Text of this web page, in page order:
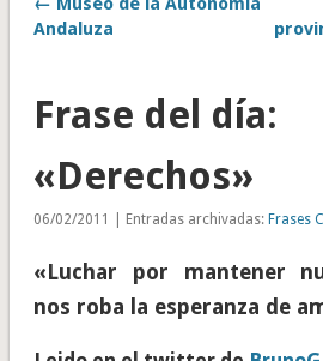
Andaluza
Frase del día:
«Derechos»
06/02/2011 | Entradas archivadas: Frases
«Luchar por mantener
nos roba la esperanza de